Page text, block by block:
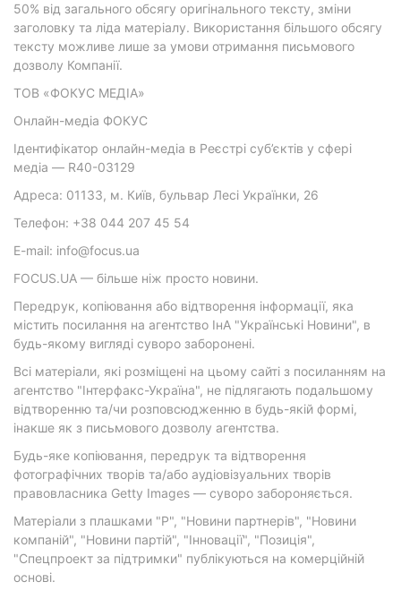
50% від загального обсягу оригінального тексту, зміни
заголовку та ліда матеріалу. Використання більшого обсягу
тексту можливе лише за умови отримання письмового
дозволу Компанії.
ТОВ «ФОКУС МЕДІА»
Онлайн-медіа ФОКУС
Ідентифікатор онлайн-медіа в Реєстрі суб’єктів у сфері
медіа — R40-03129
Адреса: 01133, м. Київ, бульвар Лесі Українки, 26
Телефон: +38 044 207 45 54
E-mail: info@focus.ua
FOCUS.UA — більше ніж просто новини.
Передрук, копіювання або відтворення інформації, яка
містить посилання на агентство ІнА "Українські Новини", в
будь-якому вигляді суворо заборонені.
Всі матеріали, які розміщені на цьому сайті з посиланням на
агентство "Інтерфакс-Україна", не підлягають подальшому
відтворенню та/чи розповсюдженню в будь-якій формі,
інакше як з письмового дозволу агентства.
Будь-яке копіювання, передрук та відтворення
фотографічних творів та/або аудіовізуальних творів
правовласника Getty Images — суворо забороняється.
Матеріали з плашками "Р", "Новини партнерів", "Новини
компаній", "Новини партій", "Інновації", "Позиція",
"Спецпроект за підтримки" публікуються на комерційній
основі.